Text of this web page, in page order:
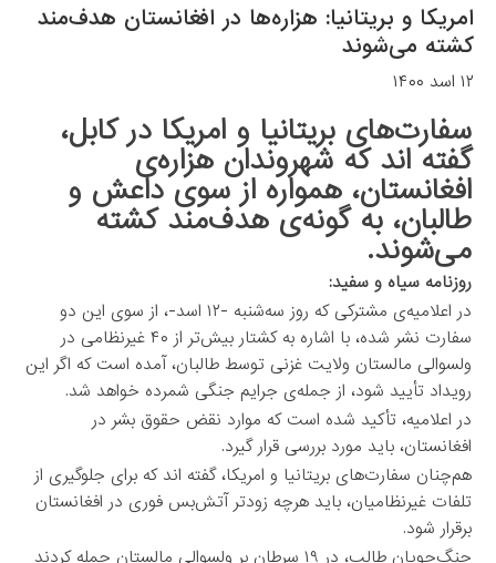
امریکا و بریتانیا: هزاره‌ها در افغانستان هدف‌مند
کشته می‌شوند
۱۲ اسد ۱۴۰۰
سفارت‌های بریتانیا و امریکا در کابل،
گفته اند که شهروندان هزاره‌ی
افغانستان، همواره از سوی داعش و
طالبان، به گونه‌ی هدف‌مند کشته
می‌شوند.
روزنامه سیاه و سفید:
در اعلامیه‌ی مشترکی که روز سه‌شنبه -۱۲ اسد-، از سوی این دو
سفارت نشر شده، با اشاره به کشتار بیش‌تر از ۴۰ غیرنظامی در
ولسوالی مالستان ولایت غزنی توسط طالبان، آمده است که اگر این
رویداد تأیید شود، از جمله‌ی جرایم جنگی شمرده خواهد شد.
در اعلامیه، تأکید شده است که موارد نقض حقوق بشر در
افغانستان، باید مورد بررسی قرار گیرد.
هم‌چنان سفارت‌های بریتانیا و امریکا، گفته اند که برای جلوگیری از
تلفات غیرنظامیان، باید هرچه زودتر آتش‌بس فوری در افغانستان
برقرار شود.
جنگ‌جویان طالب، در ۱۹ سرطان بر ولسوالی مالستان حمله کردند